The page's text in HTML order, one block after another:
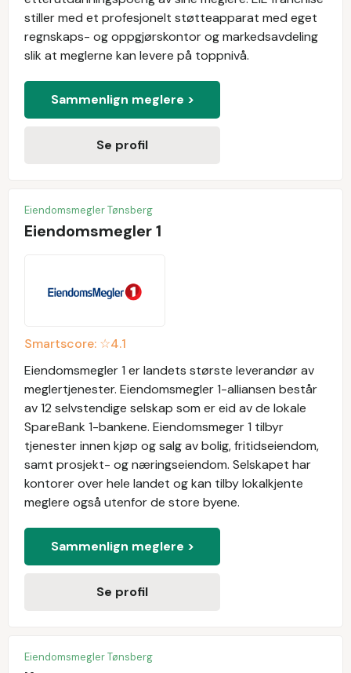
stiller med et profesjonelt støtteapparat med eget
regnskaps- og oppgjørskontor og markedsavdeling
slik at meglerne kan levere på toppnivå.
Sammenlign meglere >
Se profil
Eiendomsmegler Tønsberg
Eiendomsmegler 1
Smartscore: ☆4.1
Eiendomsmegler 1 er landets største leverandør av
meglertjenester. Eiendomsmegler 1-alliansen består
av 12 selvstendige selskap som er eid av de lokale
SpareBank 1-bankene. Eiendomsmeger 1 tilbyr
tjenester innen kjøp og salg av bolig, fritidseiendom,
samt prosjekt- og næringseiendom. Selskapet har
kontorer over hele landet og kan tilby lokalkjente
meglere også utenfor de store byene.
Sammenlign meglere >
Se profil
Eiendomsmegler Tønsberg